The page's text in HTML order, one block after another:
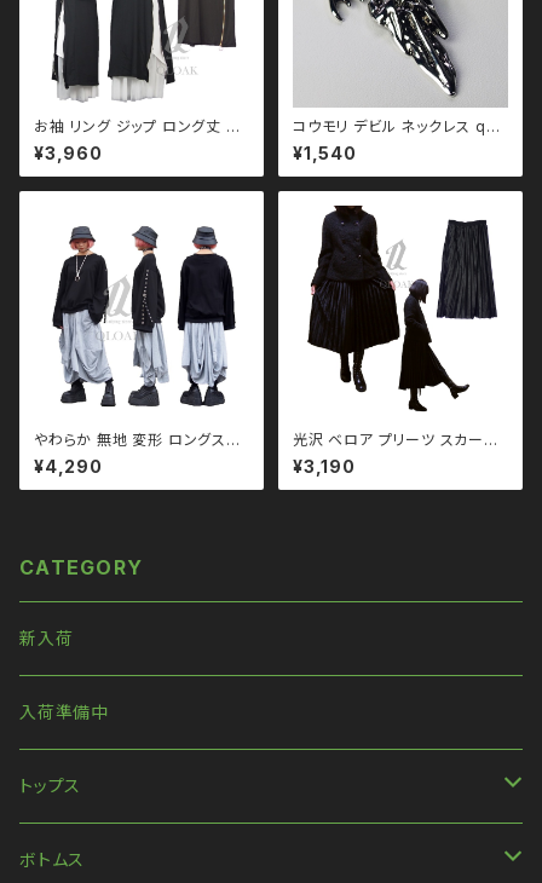
お袖 リング ジップ ロング丈 Ｔ
シャツ ワンピース qto110016
黒コーデ モード ユニセックス パ
ンク ロック Ｖ 系 原宿 個性的 d
¥3,960
コウモリ デビル ネックレス qac
110015 悪魔 死神 スカル 骸
骨
¥1,540
やわらか 無地 変形 ロングスカ
ート qbo110053 モノトーン
ブラックコーデ 黒コーデ モード
系 ゴス ゴシック ゴスロリ パン
コーデ 黒コーデ モード 系 ゴス
Ｖ 系 韓国ファッション ストリー
¥4,290
光沢 ベロア プリーツ スカー
ト qbo110010
¥3,190
CATEGORY
新入荷
入荷準備中
トップス
長袖
ボトムス